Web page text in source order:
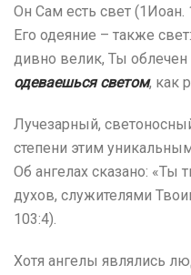
Он Сам есть свет (1Иоан.
Его одеяние – также
дивно велик, Ты
одеваешься светом, как
Лучезарный,
степени этим
Об ангелах сказано: «Ты
духов, служителями
103:4).
Хотя ангелы являлись